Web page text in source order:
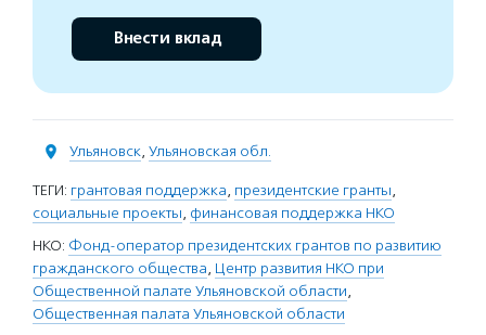
Внести вклад
Ульяновск, Ульяновская обл.
ТЕГИ: грантовая поддержка, президентские гранты,
социальные проекты, финансовая поддержка НКО
НКО: Фонд-оператор президентских грантов по развитию
гражданского общества, Центр развития НКО при
Общественной палате Ульяновской области,
Общественная палата Ульяновской области